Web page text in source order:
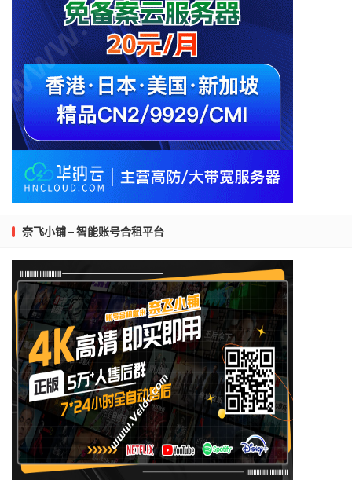
奈飞小铺 – 智能账号合租平台